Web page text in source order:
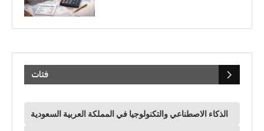
فئات
الذكاء الاصطناعي والتكنولوجيا في المملكة العربية السعودية